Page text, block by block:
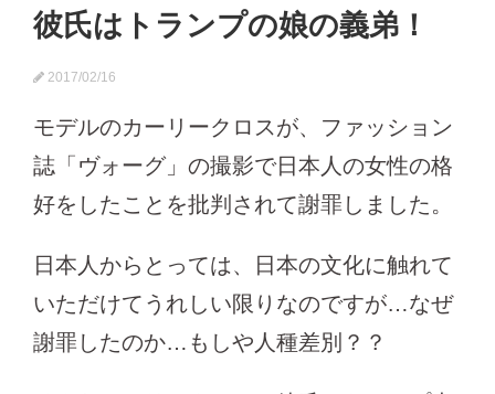
彼氏はトランプの娘の義弟！
2017/02/16
モデルのカーリークロスが、ファッション
誌「ヴォーグ」の撮影で日本人の女性の格
好をしたことを批判されて謝罪しました。
日本人からとっては、日本の文化に触れて
いただけてうれしい限りなのですが…なぜ
謝罪したのか…もしや人種差別？？